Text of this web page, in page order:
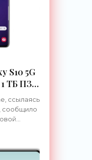
S10 5G
ТБ ПЗУ
ссылаясь
сообщило